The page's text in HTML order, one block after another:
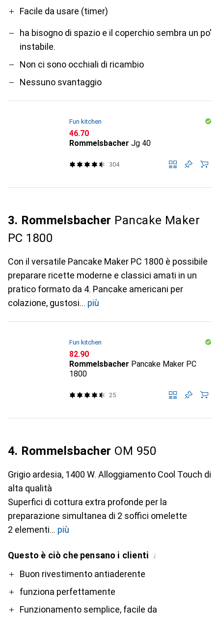
Facile da usare (timer)
ha bisogno di spazio e il coperchio sembra un po'
instabile.
Non ci sono occhiali di ricambio
Nessuno svantaggio
Fun kitchen
CHF
46.70
Rommelsbacher Jg 40
304
3. Rommelsbacher Pancake Maker
PC 1800
Con il versatile Pancake Maker PC 1800 è possibile
preparare ricette moderne e classici amati in un
pratico formato da 4. Pancake americani per
colazione, gustosi
più
Fun kitchen
CHF
82.90
Rommelsbacher Pancake Maker PC
1800
25
4. Rommelsbacher OM 950
Grigio ardesia, 1400 W. Alloggiamento Cool Touch di
alta qualità
Superfici di cottura extra profonde per la
preparazione simultanea di 2 soffici omelette
2 elementi
più
Questo è ciò che pensano i clienti i
ProBuon rivestimento antiaderente
funziona perfettamente
Funzionamento semplice, facile da